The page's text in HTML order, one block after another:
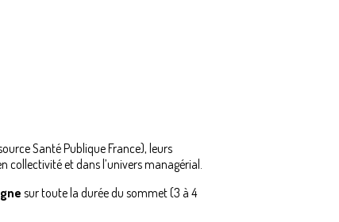
Santé Publique France), leurs
collectivité et dans l’univers managérial.
sur toute la durée du sommet (3 à 4